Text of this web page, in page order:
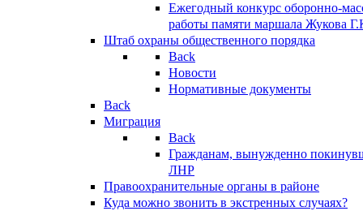
Ежегодный конкурс оборонно-
работы памяти маршала Жукова
Штаб охраны общественного порядка
Back
Новости
Нормативные документы
Back
Миграция
Back
Гражданам, вынужденно
ЛНР
Правоохранительные органы в районе
Куда можно звонить в экстренных случаях?